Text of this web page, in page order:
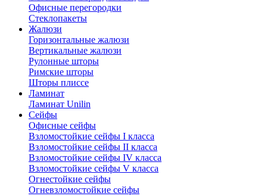
Офисные перегородки
Стеклопакеты
Жалюзи
Горизонтальные жалюзи
Вертикальные жалюзи
Рулонные шторы
Римские шторы
Шторы плиссе
Ламинат
Ламинат Unilin
Сейфы
Офисные сейфы
Взломостойкие сейфы I класса
Взломостойкие сейфы II класса
Взломостойкие сейфы IV класса
Взломостойкие сейфы V класса
Огнестойкие сейфы
Огневзломостойкие сейфы